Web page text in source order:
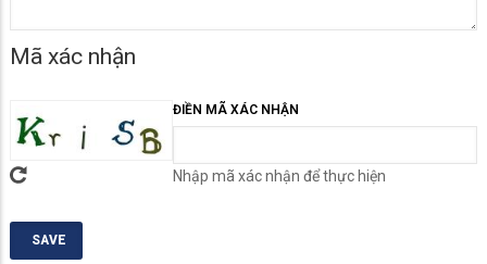
Mã xác nhận
ĐIỀN MÃ XÁC NHẬN
Nhập mã xác nhận để thực hiện